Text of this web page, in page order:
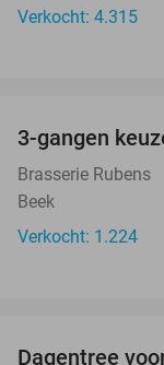
Verkocht: 4.315
3-gangen
Brasserie Rubens
Beek
Verkocht: 1.224
Dagentree